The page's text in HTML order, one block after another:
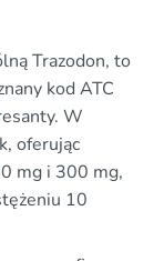
Trazodon, to
kod ATC
W
oferując
mg i 300 mg,
10